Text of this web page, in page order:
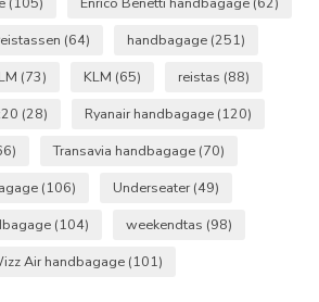
(64) handbagage (251)
(73) KLM (65) reistas (88)
(28) Ryanair handbagage (120)
Transavia handbagage (70)
(106) Underseater (49)
(104) weekendtas (98)
Air handbagage (101)